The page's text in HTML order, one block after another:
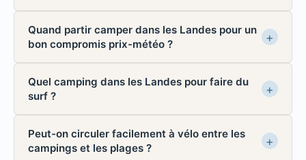
Quand partir camper dans les Landes pour un
bon compromis prix-météo ?
Quel camping dans les Landes pour faire du
surf ?
Peut-on circuler facilement à vélo entre les
campings et les plages ?